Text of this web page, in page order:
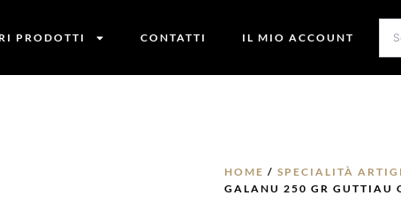
PRODOTTI CONTATTI IL MIO ACCOUNT
HOME / SPECIALITÀ
GALANU 250 GR GUTTIAU